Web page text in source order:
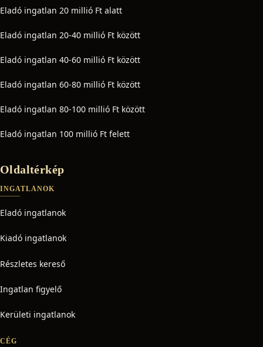
Eladó ingatlan 20 millió Ft alatt
Eladó ingatlan 20-40 millió Ft között
Eladó ingatlan 40-60 millió Ft között
Eladó ingatlan 60-80 millió Ft között
Eladó ingatlan 80-100 millió Ft között
Eladó ingatlan 100 millió Ft felett
Oldaltérkép
INGATLANOK
Eladó ingatlanok
Kiadó ingatlanok
Részletes kereső
Ingatlan figyelő
Kerületi ingatlanok
CÉG